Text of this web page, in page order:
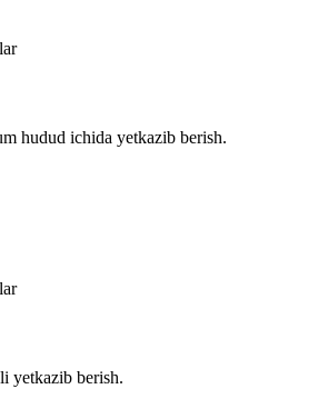
hudud ichida yetkazib berish.
yetkazib berish.